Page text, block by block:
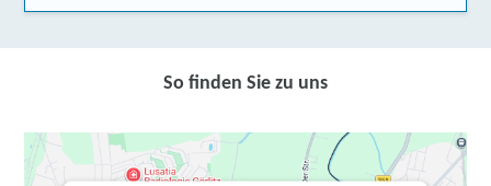
So finden Sie zu uns